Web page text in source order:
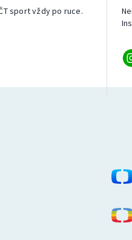
sport vždy po ruce.